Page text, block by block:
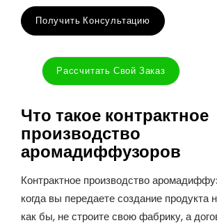
Получить Консультацию
Рассчитать Свой Заказ
Что такое контрактное
производство
аромадиффузоров
Контрактное производство
когда вы передаете создание продукта
как бы, не строите свою фабрику, а